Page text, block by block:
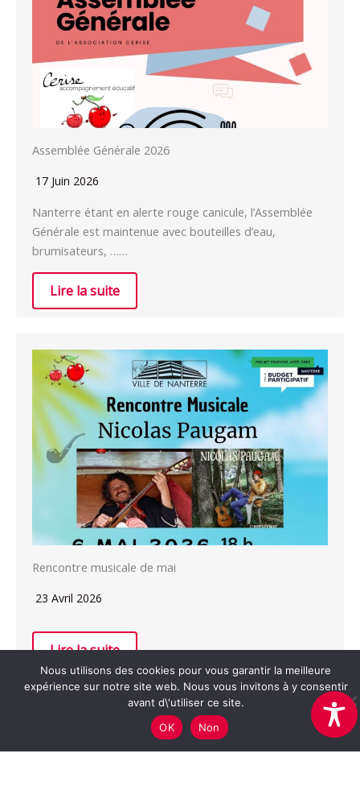
Assemblée Générale 2026
17 Juin 2026
Nanterre étant en alerte rouge canicule, l’Assemblée
Générale est maintenue avec bouteilles d’eau,
brumisateurs, ……
Lire la suite
Rencontre musicale de mai
23 Avril 2026
Lire la suite
Nous utilisons des cookies pour vous garantir la meilleure
expérience sur notre site web. Nous vous invitons à y consentir
avant d\'utiliser ce site.
OK
Non